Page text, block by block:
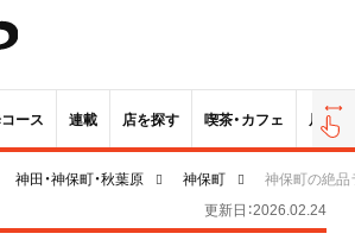
ース 連載 店を探す 喫茶・カフェ 居酒屋
神田・神保町・秋葉原 神保町
神保町の絶品
更新日：2026.02.24